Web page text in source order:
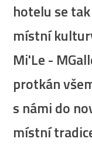
hotelu se
místní
Mi'Le -
protkán
s námi do
místní